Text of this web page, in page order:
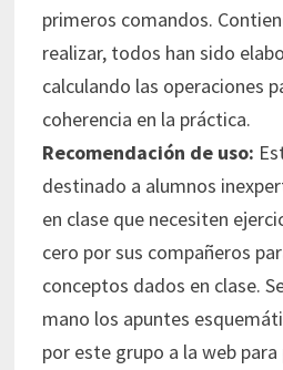
primeros comandos.
realizar, todos han sido
calculando las operaciones
coherencia en la práctica.
Recomendación de uso:
destinado a alumnos
en clase que necesiten
cero por sus compañeros
conceptos dados en clase.
mano los apuntes
por este grupo a la web